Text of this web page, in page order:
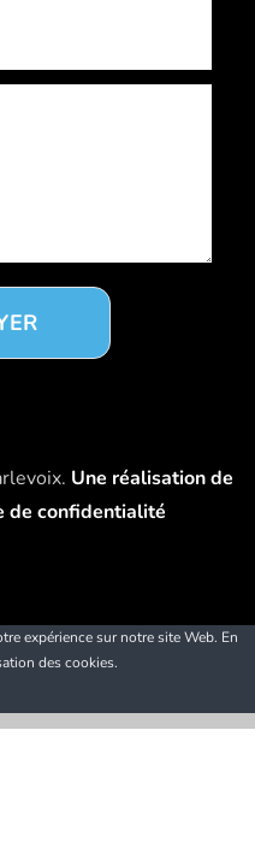
Une réalisation de
de confidentialité
expérience sur notre site Web. En
des cookies.